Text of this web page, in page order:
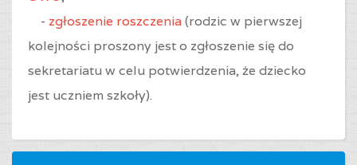
- zgłoszenie roszczenia(rodzic w pierwszej
kolejności proszony jest o zgłoszenie się do
sekretariatu w celu potwierdzenia, że dziecko
jest uczniem szkoły).